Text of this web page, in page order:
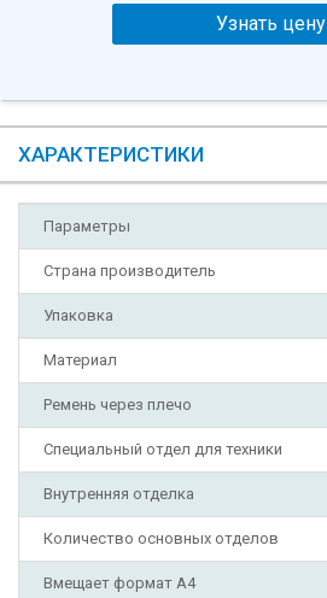
Узнать цену
ХАРАКТЕРИСТИКИ
Параметры
Страна производитель
Упаковка
Материал
Ремень через плечо
Специальный отдел для техники
Внутренняя отделка
Количество основных отделов
Вмещает формат А4